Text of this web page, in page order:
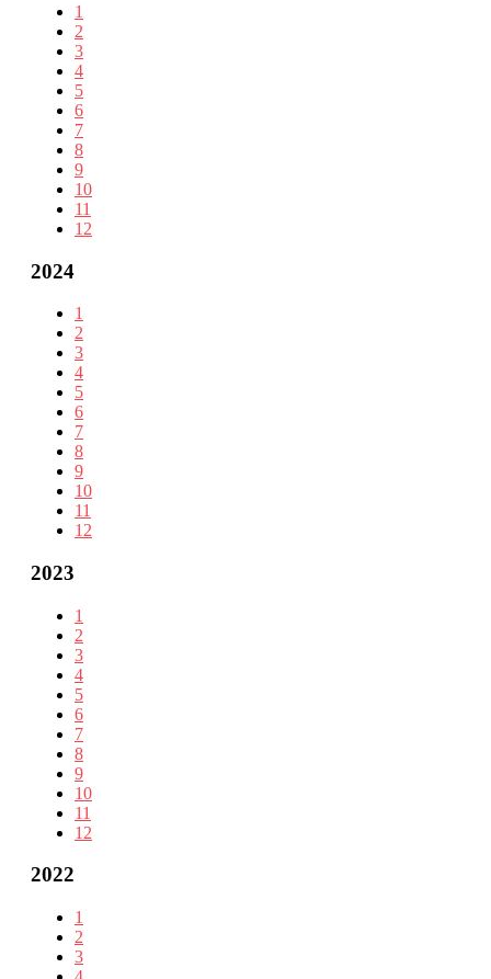
1
2
3
4
5
6
7
8
9
10
11
12
2024
1
2
3
4
5
6
7
8
9
10
11
12
2023
1
2
3
4
5
6
7
8
9
10
11
12
2022
1
2
3